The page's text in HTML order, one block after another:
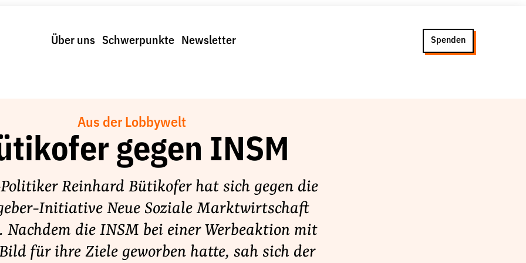
Über uns Schwerpunkte Newsletter Spenden
Aus der Lobbywelt
gegen INSM
Reinhard Bütikofer hat sich gegen die
Initiative Neue Soziale Marktwirtschaft
Nachdem die INSM bei einer Werbeaktion mit
für ihre Ziele geworben hatte, sah sich der